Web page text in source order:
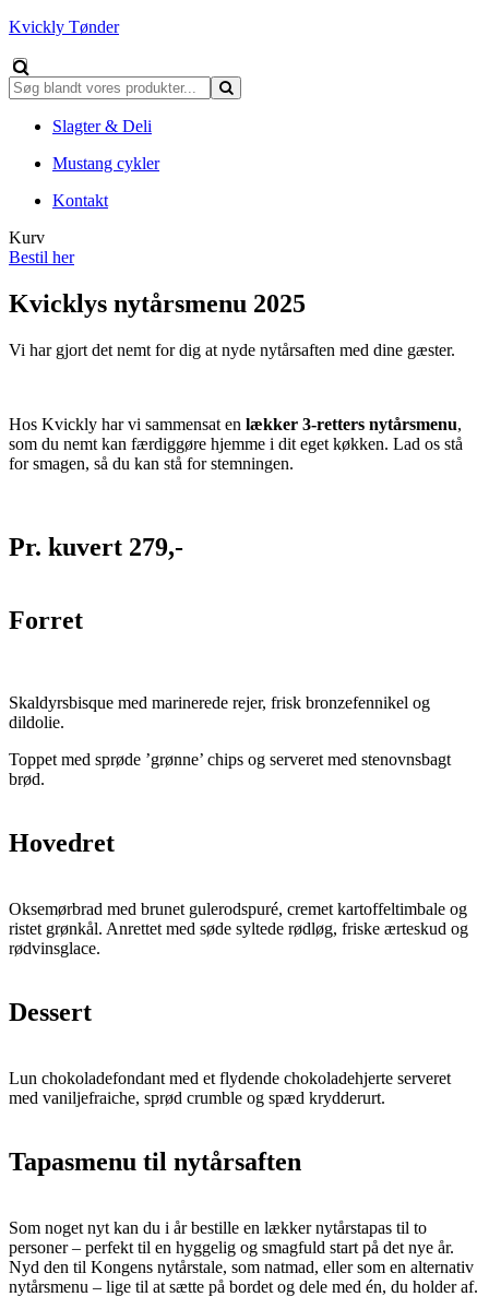
Kvickly Tønder
Slagter & Deli
Mustang cykler
Kontakt
Kurv
Bestil her
Kvicklys nytårsmenu 2025
Vi har gjort det nemt for dig at nyde nytårsaften med dine gæster.
Hos Kvickly har vi sammensat en lækker 3-retters nytårsmenu,
som du nemt kan færdiggøre hjemme i dit eget køkken. Lad os stå
for smagen, så du kan stå for stemningen.
Pr. kuvert 279,-
Forret
Skaldyrsbisque med marinerede rejer, frisk bronzefennikel og
dildolie.
Toppet med sprøde ’grønne’ chips og serveret med stenovnsbagt
brød.
Hovedret
Oksemørbrad med brunet gulerodspuré, cremet kartoffeltimbale og
ristet grønkål. Anrettet med søde syltede rødløg, friske ærteskud og
rødvinsglace.
Dessert
Lun chokoladefondant med et flydende chokoladehjerte serveret
med vaniljefraiche, sprød crumble og spæd krydderurt.
Tapasmenu til nytårsaften
Som noget nyt kan du i år bestille en lækker nytårstapas til to
personer – perfekt til en hyggelig og smagfuld start på det nye år.
Nyd den til Kongens nytårstale, som natmad, eller som en alternativ
nytårsmenu – lige til at sætte på bordet og dele med én, du holder af.